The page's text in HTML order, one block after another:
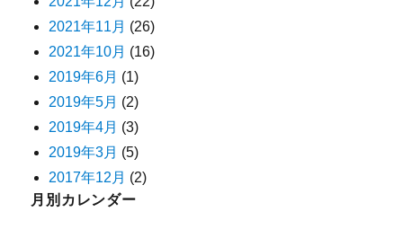
2021年11月 (26)
2021年10月 (16)
2019年6月 (1)
2019年5月 (2)
2019年4月 (3)
2019年3月 (5)
2017年12月 (2)
月別カレンダー